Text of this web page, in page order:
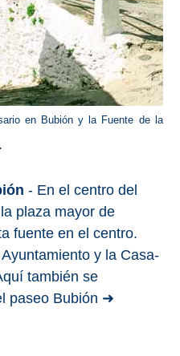
en Bubión y la Fuente de la
.
- En el centro del
plaza mayor de
fuente en el centro.
y la Casa-
también se
paseo Bubión ➜